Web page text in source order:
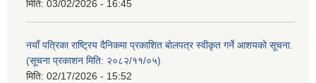
मिति: 03/02/2026 - 16:45
नयाँ पत्रिका राष्ट्रिय दैनिकमा प्रकाशित बोलपत्र स्वीकृत गर्ने आशयको सूचना.
(सूचना प्रकाशन मिति: २०८२/११/०५)
मिति: 02/17/2026 - 15:52